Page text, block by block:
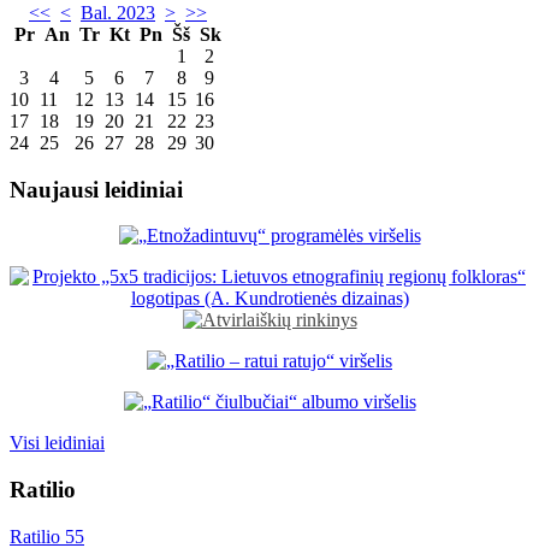
<< < Bal. 2023 > >>
Pr An Tr Kt Pn Šš Sk
1
2
3
4 5 6 7 8
9
10 11 12 13 14 15 16
17 18 19 20 21 22 23
24 25 26 27 28 29 30
Naujausi leidiniai
Visi leidiniai
Ratilio
Ratilio 55